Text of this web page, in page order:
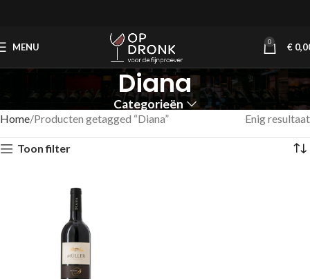
MENU 0 €
Diana
Categorieën
Home Producten getagged “Diana” Enig resultaat
Toon filter